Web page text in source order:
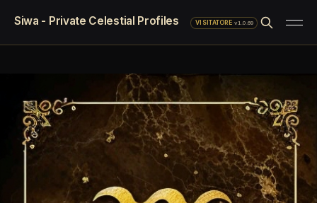
Siwa - Private Celestial Profiles VISITATORE·v1.0.69